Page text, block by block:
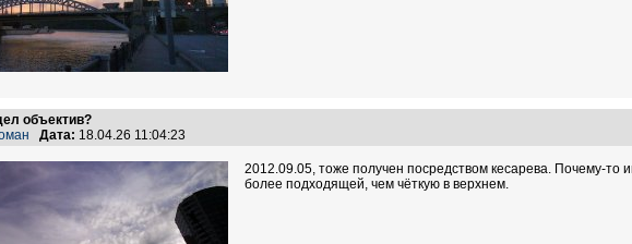
объектив?
Дата: 18.04.26 11:04:23
2012.09.05, тоже получен посредством кесарева. Почему-
более подходящей, чем чёткую в верхнем.